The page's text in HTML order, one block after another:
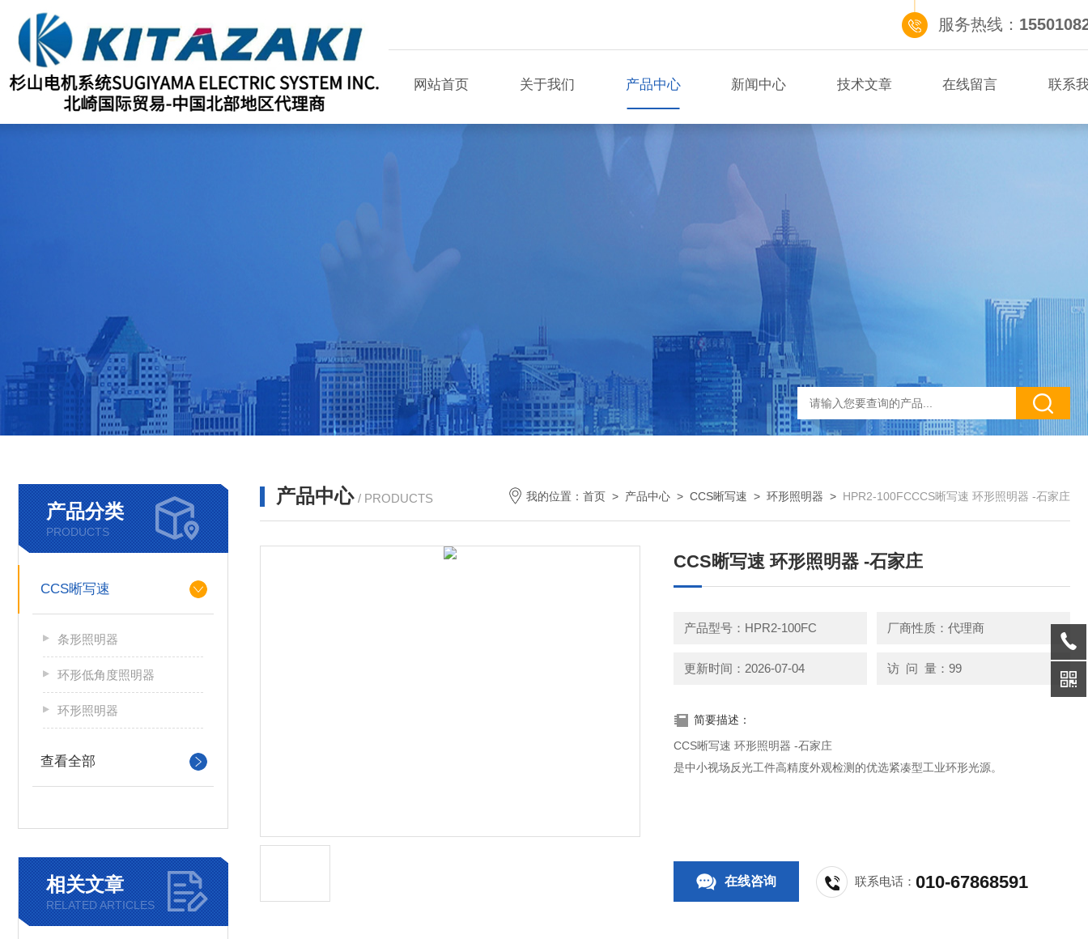
服务热线：
网站首页 关于我们 产品中心 新闻中心 技术文章 在线留言 联系
产品分类
PRODUCTS
CCS晰写速
条形照明器
环形低角度照明器
环形照明器
查看全部
相关文章
RELATED ARTICLES
产品中心 / PRODUCTS 我的位置： 首页 > 产品中心 > CCS晰写速 > 环形照明器 > HPR2-100FCCCS晰写速 环形照明器 -石家庄
CCS晰写速 环形照明器 -石家庄
产品型号：HPR2-100FC 厂商性质：代理商
更新时间：2026-07-04 访 问 量：99
简要描述：
CCS晰写速 环形照明器 -石家庄
是中小视场反光工件高精度外观检测的优选紧凑型工业环形光源。
在线咨询 联系电话：010-67868591